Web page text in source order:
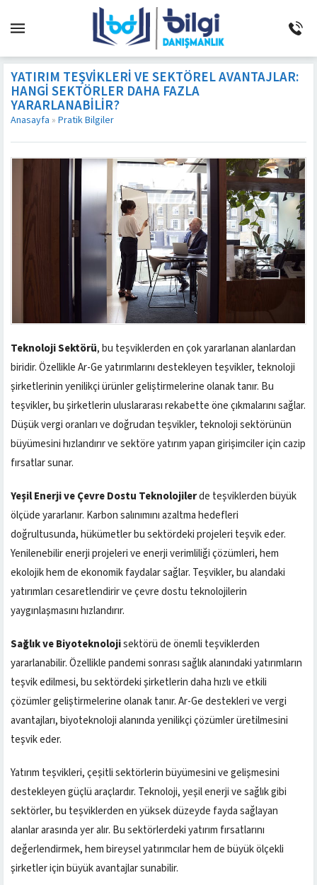
YATIRIM TEŞVIKLERI VE SEKTÖREL AVANTAJLAR:
HANGI SEKTÖRLER DAHA FAZLA
YARARLANABILIR?
Anasayfa » Pratik Bilgiler
Teknoloji Sektörü, bu teşviklerden en çok yararlanan alanlardan
biridir. Özellikle Ar-Ge yatırımlarını destekleyen teşvikler, teknoloji
şirketlerinin yenilikçi ürünler geliştirmelerine olanak tanır. Bu
teşvikler, bu şirketlerin uluslararası rekabette öne çıkmalarını sağlar.
Düşük vergi oranları ve doğrudan teşvikler, teknoloji sektörünün
büyümesini hızlandırır ve sektöre yatırım yapan girişimciler için cazip
fırsatlar sunar.
Yeşil Enerji ve Çevre Dostu Teknolojilerde teşviklerden büyük
ölçüde yararlanır. Karbon salınımını azaltma hedefleri
doğrultusunda, hükümetler bu sektördeki projeleri teşvik eder.
Yenilenebilir enerji projeleri ve enerji verimliliği çözümleri, hem
ekolojik hem de ekonomik faydalar sağlar. Teşvikler, bu alandaki
yatırımları cesaretlendirir ve çevre dostu teknolojilerin
yaygınlaşmasını hızlandırır.
Sağlık ve Biyoteknolojisektörü de önemli teşviklerden
yararlanabilir. Özellikle pandemi sonrası sağlık alanındaki yatırımların
teşvik edilmesi, bu sektördeki şirketlerin daha hızlı ve etkili
çözümler geliştirmelerine olanak tanır. Ar-Ge destekleri ve vergi
avantajları, biyoteknoloji alanında yenilikçi çözümler üretilmesini
teşvik eder.
Yatırım teşvikleri, çeşitli sektörlerin büyümesini ve gelişmesini
destekleyen güçlü araçlardır. Teknoloji, yeşil enerji ve sağlık gibi
sektörler, bu teşviklerden en yüksek düzeyde fayda sağlayan
alanlar arasında yer alır. Bu sektörlerdeki yatırım fırsatlarını
değerlendirmek, hem bireysel yatırımcılar hem de büyük ölçekli
şirketler için büyük avantajlar sunabilir.